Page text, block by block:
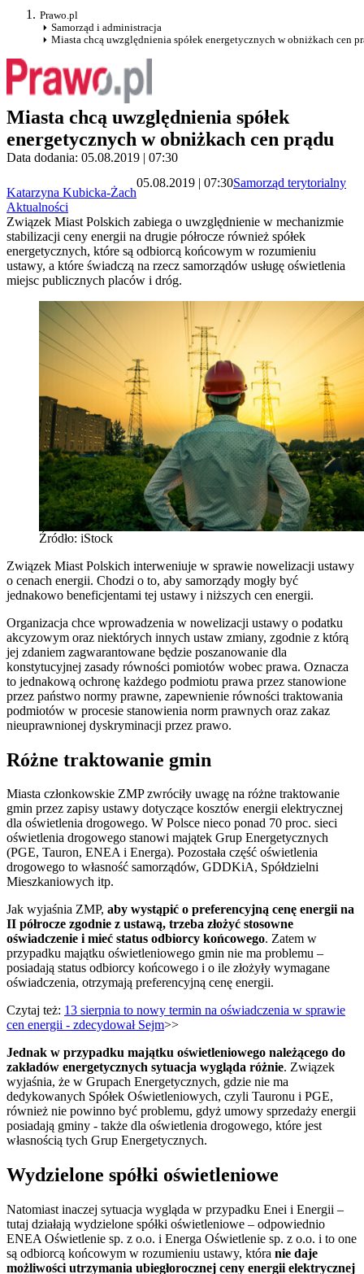
Prawo.pl
Samorząd i administracja
Miasta chcą uwzględnienia spółek energetycznych w obniżkach cen
Miasta chcą uwzględnienia spółek
energetycznych w obniżkach cen prądu
Data dodania: 05.08.2019 | 07:30
Katarzyna Kubicka-Żach
05.08.2019 | 07:30Samorząd terytorialny
Aktualności
Związek Miast Polskich zabiega o uwzględnienie w mechanizmie
stabilizacji ceny energii na drugie półrocze również spółek
energetycznych, które są odbiorcą końcowym w rozumieniu
ustawy, a które świadczą na rzecz samorządów usługę oświetlenia
miejsc publicznych placów i dróg.
Źródło: iStock
Związek Miast Polskich interweniuje w sprawie nowelizacji ustawy
o cenach energii. Chodzi o to, aby samorządy mogły być
jednakowo beneficjentami tej ustawy i niższych cen energii.
Organizacja chce wprowadzenia w nowelizacji ustawy o podatku
akcyzowym oraz niektórych innych ustaw zmiany, zgodnie z którą
jej zdaniem zagwarantowane będzie poszanowanie dla
konstytucyjnej zasady równości pomiotów wobec prawa. Oznacza
to jednakową ochronę każdego podmiotu prawa przez stanowione
przez państwo normy prawne, zapewnienie równości traktowania
podmiotów w procesie stanowienia norm prawnych oraz zakaz
nieuprawnionej dyskryminacji przez prawo.
Różne traktowanie gmin
Miasta członkowskie ZMP zwróciły uwagę na różne traktowanie
gmin przez zapisy ustawy dotyczące kosztów energii elektrycznej
dla oświetlenia drogowego. W Polsce nieco ponad 70 proc. sieci
oświetlenia drogowego stanowi majątek Grup Energetycznych
(PGE, Tauron, ENEA i Energa). Pozostała część oświetlenia
drogowego to własność samorządów, GDDKiA, Spółdzielni
Mieszkaniowych itp.
Jak wyjaśnia ZMP, aby wystąpić o preferencyjną cenę energii na
II półrocze zgodnie z ustawą, trzeba złożyć stosowne
oświadczenie i mieć status odbiorcy końcowego. Zatem w
przypadku majątku oświetleniowego gmin nie ma problemu –
posiadają status odbiorcy końcowego i o ile złożyły wymagane
oświadczenia, otrzymają preferencyjną cenę energii.
Czytaj też: 13 sierpnia to nowy termin na oświadczenia w sprawie
cen energii - zdecydował Sejm>>
Jednak w przypadku majątku oświetleniowego należącego do
zakładów energetycznych sytuacja wygląda różnie. Związek
wyjaśnia, że w Grupach Energetycznych, gdzie nie ma
dedykowanych Spółek Oświetleniowych, czyli Tauronu i PGE,
również nie powinno być problemu, gdyż umowy sprzedaży energii
posiadają gminy - także dla oświetlenia drogowego, które jest
własnością tych Grup Energetycznych.
Wydzielone spółki oświetleniowe
Natomiast inaczej sytuacja wygląda w przypadku Enei i Energii –
tutaj działają wydzielone spółki oświetleniowe – odpowiednio
ENEA Oświetlenie sp. z o.o. i Energa Oświetlenie sp. z o.o. i to one
są odbiorcą końcowym w rozumieniu ustawy, która nie daje
możliwości utrzymania ubiegłorocznej ceny energii elektrycznej